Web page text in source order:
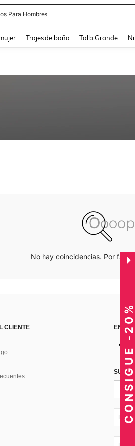
Para Hombres
Trajes de baño Talla Grande
No hay coincidencias. Por favor
CLIENTE
EC +
CONSIGUE -20%